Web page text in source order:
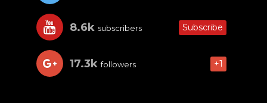
8.6k subscribers Subscribe
17.3k followers +1